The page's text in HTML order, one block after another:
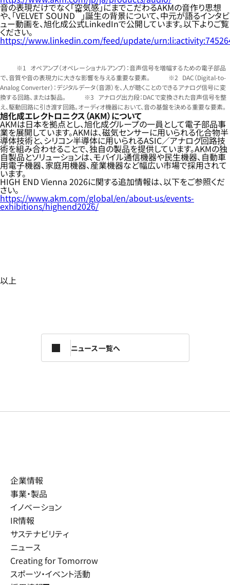
音の表現だけでなく「空気感」にまでこだわるAKMの音作り思想
や、「VELVET SOUND™」誕生の背景について、中元が語るインタビ
ュー動画を、旭化成公式LinkedInで公開しています。以下よりご覧
ください。
https://www.linkedin.com/feed/update/
オペアンプ（オペレーショナルアンプ）：音声信号を増幅するための電子部品
で、音質や音の表現力に大きな影響を与える重要な要素。
DAC（Digital-to-
Analog Converter）：デジタルデータ（音源）を、人が聴くことのできるアナログ信号に変
換する回路、または製品。
アナログ出力段：DACで変換された音声信号を整
え、駆動回路に引き渡す回路。オーディオ機器において、音の基盤を決める重要な要素。
旭化成エレクトロニクス（AKM）について
AKMは日本を拠点とし、旭化成グループの一員として電子部品事
業を展開しています。AKMは、磁気センサーに用いられる化合物半
導体技術と、シリコン半導体に用いられるASIC／アナログ回路技
術を組み合わせることで、独自の製品を提供しています。AKMの独
自製品とソリューションは、モバイル通信機器や民生機器、自動車
用電子機器、家庭用機器、産業機器など幅広い市場で採用されて
います。
HIGH END Vienna 2026に関する追加情報は、以下をご参照くだ
さい。
https://www.akm.com/global/en/about-us/events-
exhibitions/highend2026/
以上
ニュース一覧へ
企業情報
事業・製品
イノベーション
IR情報
サステナビリティ
ニュース
Creating for Tomorrow
スポーツ・イベント活動